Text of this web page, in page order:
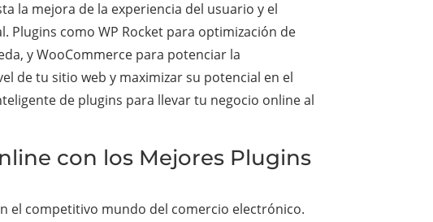
la mejora de la experiencia del usuario y el
Plugins como WP Rocket para optimización de
y WooCommerce para potenciar la
de tu sitio web y maximizar su potencial en el
de plugins para llevar tu negocio online al
con los Mejores Plugins
el competitivo mundo del comercio electrónico.